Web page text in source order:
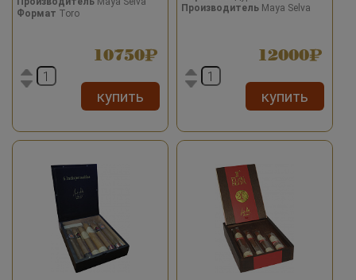
Формат Toro
10750
купить
ПроизводительMaya Selva
12000
купить